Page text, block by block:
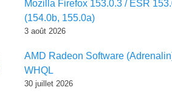
Mozilla Firefox 153.0.3 / ESR
(154.0b, 155.0a)
3 août 2026
AMD Radeon Software
WHQL
30 juillet 2026